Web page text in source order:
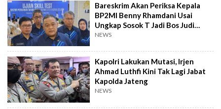
Bareskrim Akan Periksa Kepala
BP2MI Benny Rhamdani Usai
Ungkap Sosok T Jadi Bos Judi
Online
NEWS
Kapolri Lakukan Mutasi, Irjen
Ahmad Luthfi Kini Tak Lagi Jabat
Kapolda Jateng
NEWS